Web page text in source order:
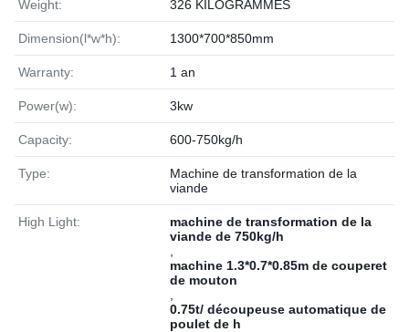
Weight: 326 KILOGRAMMES
Dimension(l*w*h): 1300*700*850mm
Warranty: 1 an
Power(w): 3kw
Capacity: 600-750kg/h
Type:
Machine de transformation de la
viande
High Light:
machine de transformation de la
viande de 750kg/h
machine 1.3*0.7*0.85m de couperet
de mouton
0.75t/ découpeuse automatique de
poulet de h